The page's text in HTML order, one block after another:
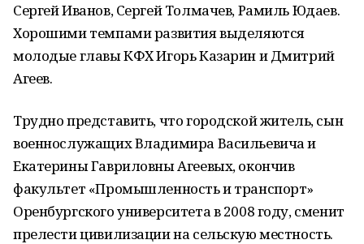
Сергей Иванов, Сергей Толмачев, Рамиль Юдаев.
Хорошими темпами развития выделяются
молодые главы КФХ Игорь Казарин и Дмитрий
Агеев.
Трудно представить, что городской житель, сын
военнослужащих Владимира Васильевича и
Екатерины Гавриловны Агеевых, окончив
факультет «Промышленность и транспорт»
Оренбургского университета в 2008 году, сменит
прелести цивилизации на сельскую местность.